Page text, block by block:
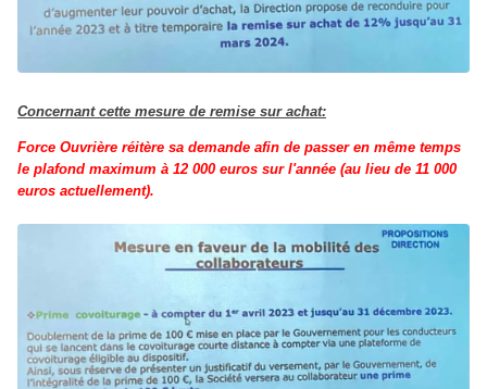
Concernant cette mesure de remise sur achat:
Force Ouvrière réitère sa demande afin de passer en même temps
le plafond maximum à 12 000 euros sur l'année (au lieu de 11 000
euros actuellement).